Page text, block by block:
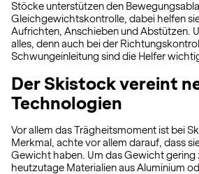
Stöcke unterstützen den
Gleichgewichtskontrolle, dabei helfen
Aufrichten, Anschieben und Abstützen.
alles, denn auch bei der
Schwungeinleitung sind die Helfer
Der Skistock vereint
Technologien
Vor allem das Trägheitsmoment ist bei
Merkmal, achte vor allem darauf, dass
Gewicht haben. Um das Gewicht gering
heutzutage Materialien aus Aluminium